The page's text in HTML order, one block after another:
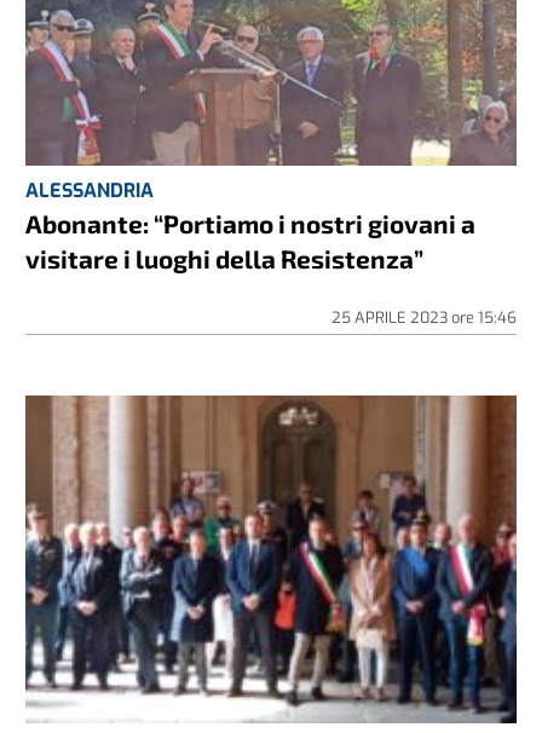
ALESSANDRIA
Abonante: “Portiamo i nostri giovani a
visitare i luoghi della Resistenza”
25 APRILE 2023ore 15:46